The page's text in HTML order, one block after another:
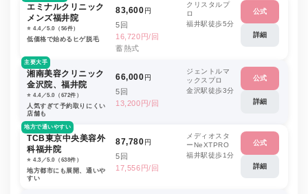
エミナルクリニック
メンズ福井院
⭐️ 4.4／5.0（56件）
低価格で始めるヒゲ脱毛
83,600円
5回
16,720円/回
蓄熱式
クリスタルプ
ロ
福井駅徒歩5分
公式
詳細
主要大手
湘南美容クリニック
金沢院、福井院
⭐️ 4.4／5.0（672件）
人気すぎて予約取りにくい
店舗も
66,000円
5回
13,200円/回
ジェントルマ
ックスプロ
金沢駅徒歩3分
公式
詳細
地方で通いやすい
TCB東京中央美容外
科福井院
⭐️ 4.3／5.0（638件）
地方都市にも展開、通いや
すい
87,780円
5回
17,556円/回
メディオスタ
ーNeXTPRO
福井駅徒歩1分
公式
詳細